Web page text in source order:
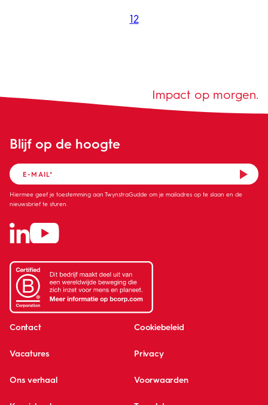
12
Contact Cookiebeleid
Vacatures Privacy
Ons verhaal Voorwaarden
Blijf op de hoogte
Hiermee geef je toestemming aan TwynstraGudde om je mailadres op te slaan en de
nieuwsbrief te sturen.
Impact op morgen.